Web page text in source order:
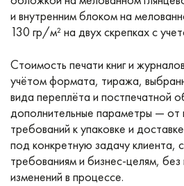
и внутренним блоком на
130 гр/м² на двух скрепках с
Стоимость печати книг и
учётом формата, тиража,
вида переплёта и постпечатной
дополнительные параметры —
требований к упаковке и
под конкретную задачу клиента,
требованиям и бизнес-целям,
изменений в процессе.